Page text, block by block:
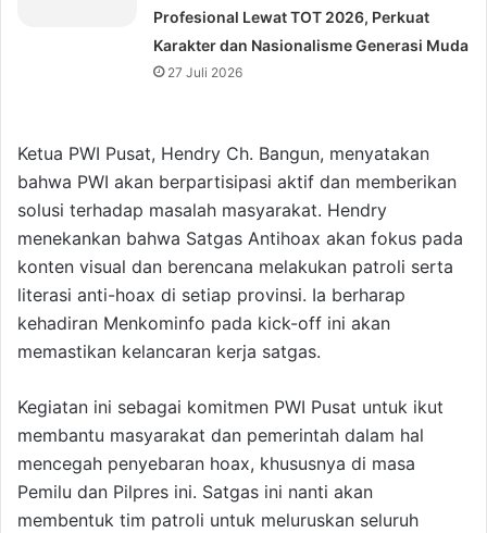
Profesional Lewat TOT 2026, Perkuat
Karakter dan Nasionalisme Generasi Muda
27 Juli 2026
Ketua PWI Pusat, Hendry Ch. Bangun, menyatakan
bahwa PWI akan berpartisipasi aktif dan memberikan
solusi terhadap masalah masyarakat. Hendry
menekankan bahwa Satgas Antihoax akan fokus pada
konten visual dan berencana melakukan patroli serta
literasi anti-hoax di setiap provinsi. Ia berharap
kehadiran Menkominfo pada kick-off ini akan
memastikan kelancaran kerja satgas.
Kegiatan ini sebagai komitmen PWI Pusat untuk ikut
membantu masyarakat dan pemerintah dalam hal
mencegah penyebaran hoax, khususnya di masa
Pemilu dan Pilpres ini. Satgas ini nanti akan
membentuk tim patroli untuk meluruskan seluruh